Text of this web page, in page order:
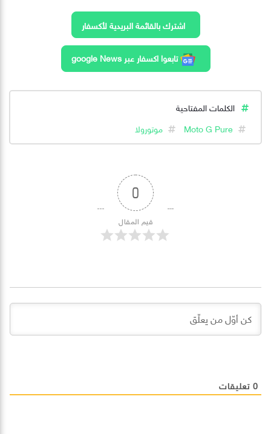
اشترك بالقائمة البريدية لأكسفار
تابعوا اكسفار عبر google News
الكلمات المفتاحية
Moto G Pure
موتورولا
0
قيم المقال
0 تعليقات